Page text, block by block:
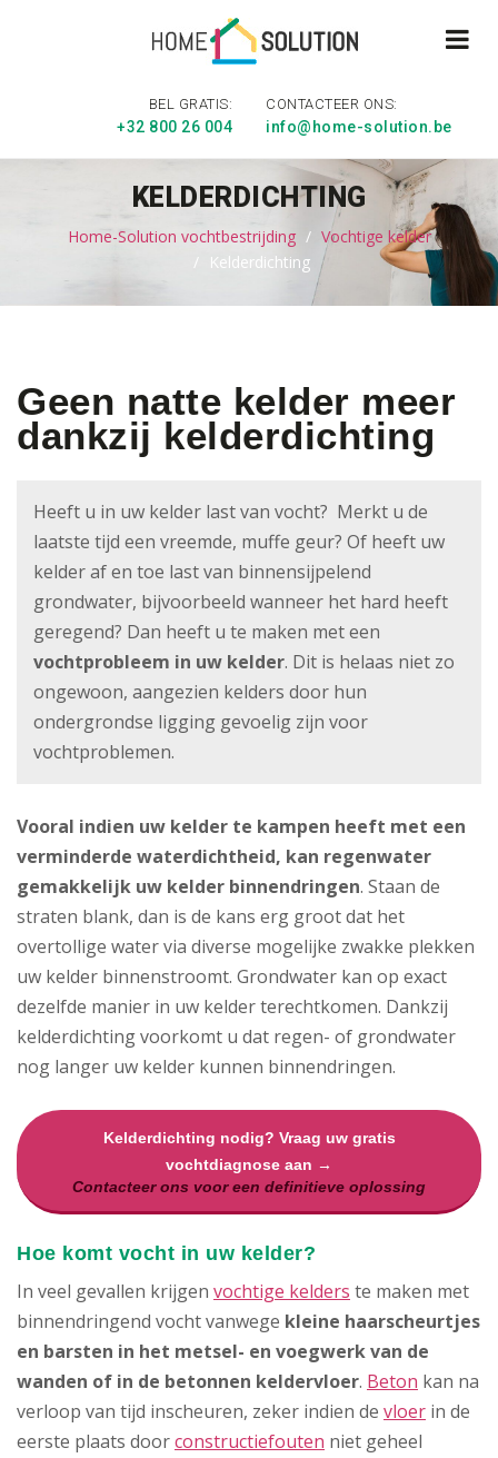
BEL GRATIS:
+32 800 26 004
CONTACTEER ONS:
info@home-solution.be
KELDERDICHTING
Home-Solution vochtbestrijding
Vochtige kelder
Kelderdichting
Geen natte kelder meer
dankzij kelderdichting
Heeft u in uw kelder last van vocht? Merkt u de
laatste tijd een vreemde, muffe geur? Of heeft uw
kelder af en toe last van binnensijpelend
grondwater, bijvoorbeeld wanneer het hard heeft
geregend? Dan heeft u te maken met een
vochtprobleem in uw kelder. Dit is helaas niet zo
ongewoon, aangezien kelders door hun
ondergrondse ligging gevoelig zijn voor
vochtproblemen.
Vooral indien uw kelder te kampen heeft met een
verminderde waterdichtheid, kan regenwater
gemakkelijk uw kelder binnendringen. Staan de
straten blank, dan is de kans erg groot dat het
overtollige water via diverse mogelijke zwakke plekken
uw kelder binnenstroomt. Grondwater kan op exact
dezelfde manier in uw kelder terechtkomen. Dankzij
kelderdichting voorkomt u dat regen- of grondwater
nog langer uw kelder kunnen binnendringen.
Kelderdichting nodig? Vraag uw gratis
vochtdiagnose aan →
Contacteer ons voor een definitieve oplossing
Hoe komt vocht in uw kelder?
In veel gevallen krijgen vochtige kelders te maken met
binnendringend vocht vanwege kleine haarscheurtjes
en barsten in het metsel- en voegwerk van de
wanden of in de betonnen keldervloer. Beton kan na
verloop van tijd inscheuren, zeker indien de vloer in de
eerste plaats doorconstructiefouten niet geheel